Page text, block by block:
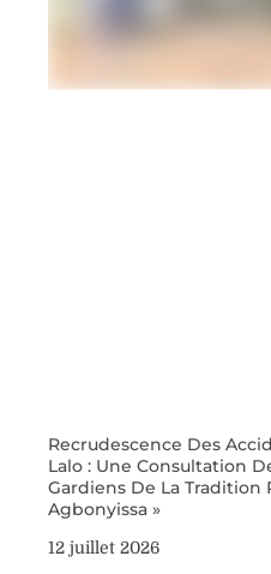
Recrudescence Des
Lalo : Une Consultation
Gardiens De La Tradition
Agbonyissa »
12 juillet 2026